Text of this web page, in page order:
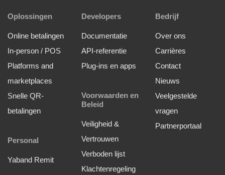
Oplossingen
Online betalingen
In-person / POS
Platforms and
marketplaces
Snelle QR-
betalingen
Personal
Yaband Remit
Developers
Documentatie
API-referentie
Plug-ins en apps
Voorwaarden en
Beleid
Veiligheid &
Vertrouwen
Verboden lijst
Klachtenregeling
Bedrijf
Over ons
Carrières
Contact
Nieuws
Veelgestelde
vragen
Partnerportaal